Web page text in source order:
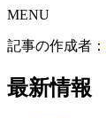
MENU
記事の作成者：
最新情報